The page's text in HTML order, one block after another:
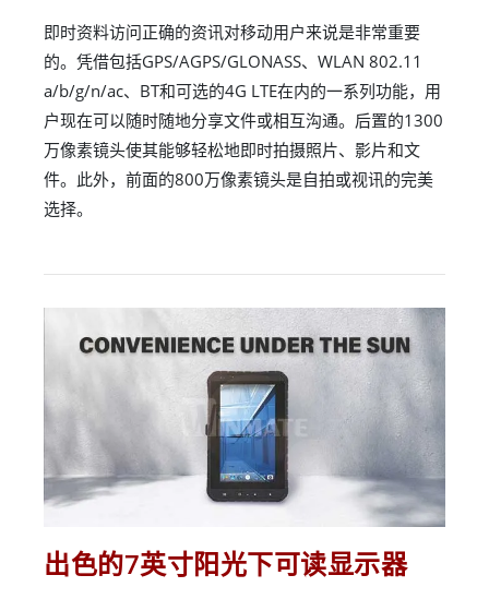
即时资料访问正确的资讯对移动用户来说是非常重要
的。凭借包括GPS/AGPS/GLONASS、WLAN 802.11
a/b/g/n/ac、BT和可选的4G LTE在内的一系列功能，用
户现在可以随时随地分享文件或相互沟通。后置的1300
万像素镜头使其能够轻松地即时拍摄照片、影片和文
件。此外，前面的800万像素镜头是自拍或视讯的完美
选择。
出色的7英寸阳光下可读显示器